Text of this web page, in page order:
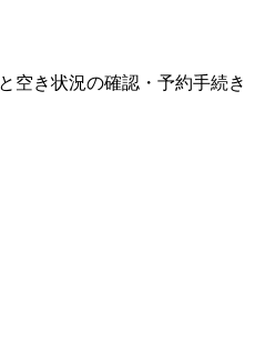
空き状況の確認・予約手続き